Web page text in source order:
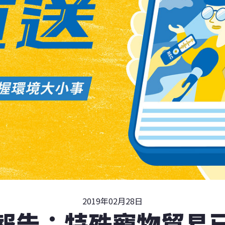
2019年02月28日